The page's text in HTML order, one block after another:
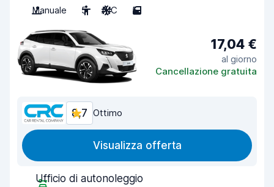
Manuale
5 A/C 5
17,04 €
al giorno
Cancellazione gratuita
8,7 Ottimo
Visualizza offerta
Ufficio di autonoleggio